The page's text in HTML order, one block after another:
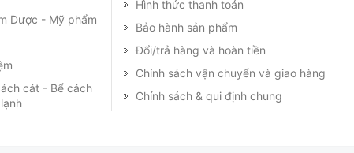
Dược - Mỹ phẩm
cát - Bể cách
Hình thức thanh toán
Bảo hành sản phẩm
Đổi/trả hàng và hoàn tiền
Chính sách vận chuyển và giao hàng
Chính sách & qui định chung